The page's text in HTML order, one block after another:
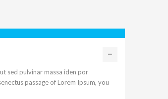
sed pulvinar massa iden por
passage of Lorem Ipsum, you